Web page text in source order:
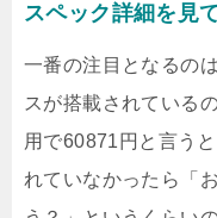
スペック詳細を見
一番の注目となるの
スが搭載されている
用で60871円と言う
れていなかったら「